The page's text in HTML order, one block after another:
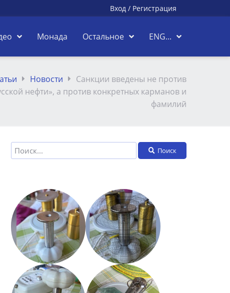
Вход / Регистрация
Монада Остальное ENG...
Новости
Санкции введены не против
нефти», а против конкретных карманов и
фамилий
Поиск